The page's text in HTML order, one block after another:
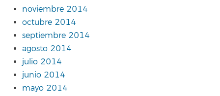
noviembre 2014
octubre 2014
septiembre 2014
agosto 2014
julio 2014
junio 2014
mayo 2014